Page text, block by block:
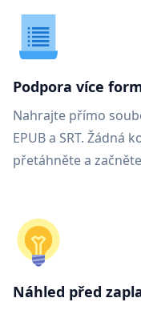
Podpora více
Nahrajte přímo
EPUB a SRT. Žádná
přetáhněte a
Náhled před